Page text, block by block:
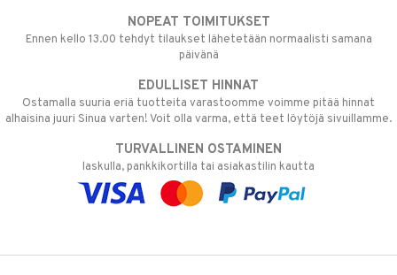
NOPEAT TOIMITUKSET
Ennen kello 13.00 tehdyt tilaukset lähetetään normaalisti samana
päivänä
EDULLISET HINNAT
Ostamalla suuria eriä tuotteita varastoomme voimme pitää hinnat
alhaisina juuri Sinua varten! Voit olla varma, että teet löytöjä sivuillamme.
TURVALLINEN OSTAMINEN
laskulla, pankkikortilla tai asiakastilin kautta